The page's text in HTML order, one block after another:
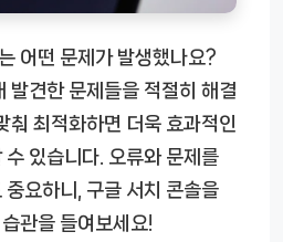
어떤 문제가 발생했나요?
발견한 문제들을 적절히 해결
춰 최적화하면 더욱 효과적인
수 있습니다. 오류와 문제를
요하니, 구글 서치 콘솔을
관을 들여보세요!